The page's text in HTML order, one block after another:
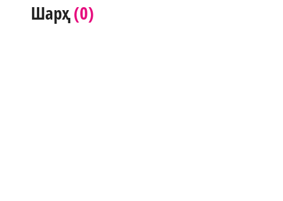
Шарҳ(0)